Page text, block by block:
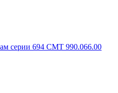
серии 694 CMT 990.066.00